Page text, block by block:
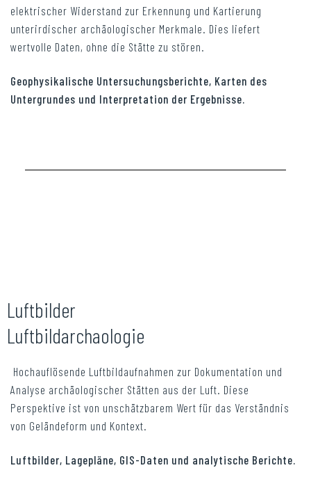
elektrischer Widerstand zur Erkennung und Kartierung
unterirdischer archäologischer Merkmale. Dies liefert
wertvolle Daten, ohne die Stätte zu stören.
Geophysikalische Untersuchungsberichte, Karten des
Untergrundes und Interpretation der Ergebnisse.
Luftbilder
Luftbildarchaologie
Hochauflösende Luftbildaufnahmen zur Dokumentation und
Analyse archäologischer Stätten aus der Luft. Diese
Perspektive ist von unschätzbarem Wert für das Verständnis
von Geländeform und Kontext.
Luftbilder, Lagepläne, GIS-Daten und analytische Berichte.